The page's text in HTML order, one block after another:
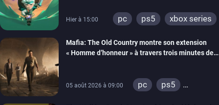
Hier à 15:00 pc ps5 xbox series
Mafia: The Old Country montre son extension
« Homme d’honneur » à travers trois minutes de
05 août 2026 à 09:00 pc
ps5